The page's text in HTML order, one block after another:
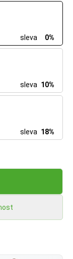
sleva
0%
sleva 10%
sleva 18%